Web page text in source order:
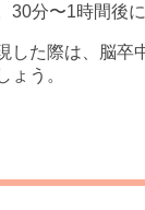
分〜1時間後
た際は、脳
う。